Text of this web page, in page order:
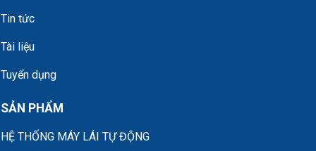
Tin tức
Tài liệu
Tuyển dụng
SẢN PHẨM
HỆ THỐNG MÁY LÁI TỰ ĐỘNG